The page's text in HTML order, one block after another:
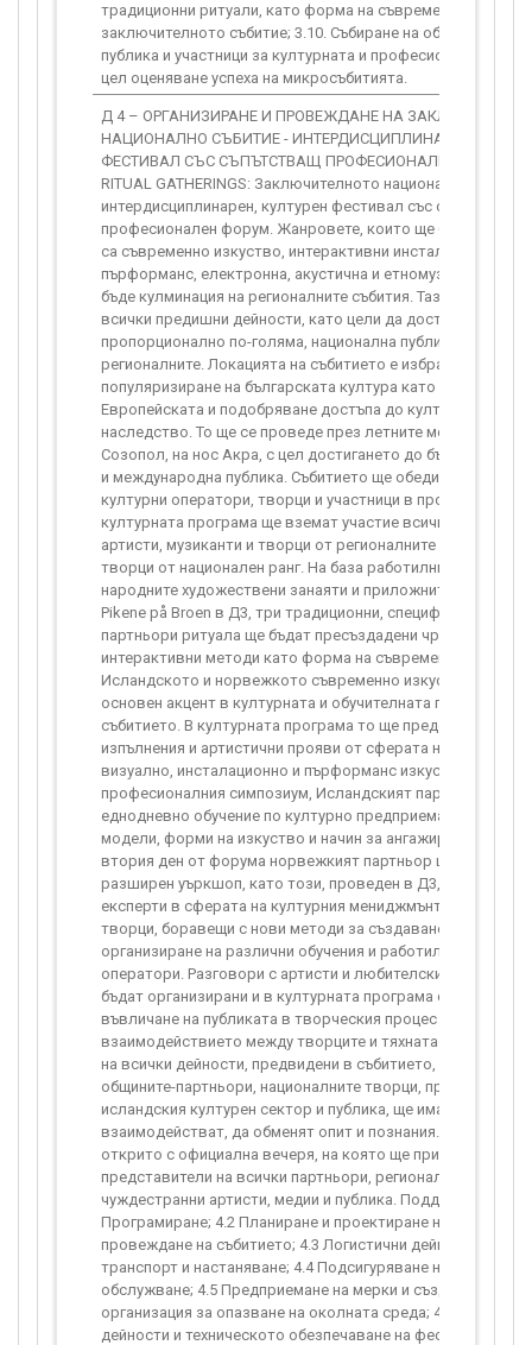
традиционни ритуали, като форма на съвременно
заключителното събитие; 3.10. Събиране на обратна
публика и участници за културната и професионална
цел оценяване успеха на микросъбитията.
Д 4 – ОРГАНИЗИРАНЕ И ПРОВЕЖДАНЕ НА ЗАКЛЮЧИТЕЛНО
НАЦИОНАЛНО СЪБИТИЕ - ИНТЕРДИСЦИПЛИНАРЕН,
ФЕСТИВАЛ СЪС СЪПЪТСТВАЩ ПРОФЕСИОНАЛЕН
RITUAL GATHERINGS: Заключителното национално
интердисциплинарен, културен фестивал със съпътстващ
професионален форум. Жанровете, които ще бъдат
са съвременно изкуство, интерактивни инсталации, ленд
пърформанс, електронна, акустична и етномузика.
бъде кулминация на регионалните събития. Тази дейност
всички предишни дейности, като цели да достигне до
пропорционално по-голяма, национална публика и да
регионалните. Локацията на събитието е избрана с цел
популяризиране на българската култура като неделима
Европейската и подобряване достъпа до културното ни
наследство. То ще се проведе през летните месеци, в
Созопол, на нос Акра, с цел достигането до българска,
и международна публика. Събитието ще обедини всички
културни оператори, творци и участници в проекта до
културната програма ще вземат участие всички
артисти, музиканти и творци от регионалните събития,
творци от национален ранг. На база работилниците с
народните художествени занаяти и приложните изкуства
Pikene på Broen в Д3, три традиционни, специфични за
партньори ритуала ще бъдат пресъздадени чрез
интерактивни методи като форма на съвременно
Исландското и норвежкото съвременно изкуство ще
основен акцент в културната и обучителната програма на
събитието. В културната програма то ще представи
изпълнения и артистични прояви от сферата на
визуално, инсталационно и пърформанс изкуство. В
професионалния симпозиум, Исландският партньор ще
еднодневно обучение по културно предприемачество,
модели, форми на изкуство и начин за ангажиране на
втория ден от форума норвежкият партньор ще
разширен уъркшоп, като този, проведен в Д3, ще
експерти в сферата на културния мениджмънт,
творци, боравещи с нови методи за създаване на
организиране на различни обучения и работилници за
оператори. Разговори с артисти и любителски
бъдат организирани и в културната програма с цел
въвличане на публиката в творческия процес и
взаимодействието между творците и тяхната аудитория.
на всички дейности, предвидени в събитието, участниците
общините-партньори, националните творци,
исландския културен сектор и публика, ще имат
взаимодействат, да обменят опит и познания. Събитието
открито с официална вечеря, на която ще присъстват
представители на всички партньори, регионални,
чуждестранни артисти, медии и публика. Поддейности: 4.1
Програмиране; 4.2 Планиране и проектиране на
провеждане на събитието; 4.3 Логистични дейности,
транспорт и настаняване; 4.4 Подсигуряване на
обслужване; 4.5 Предприемане на мерки и създаване на
организация за опазване на околната среда; 4.6
дейности и техническото обезпечаване на фестивалната